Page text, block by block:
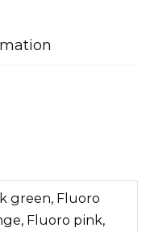
green, Fluoro
Fluoro pink,